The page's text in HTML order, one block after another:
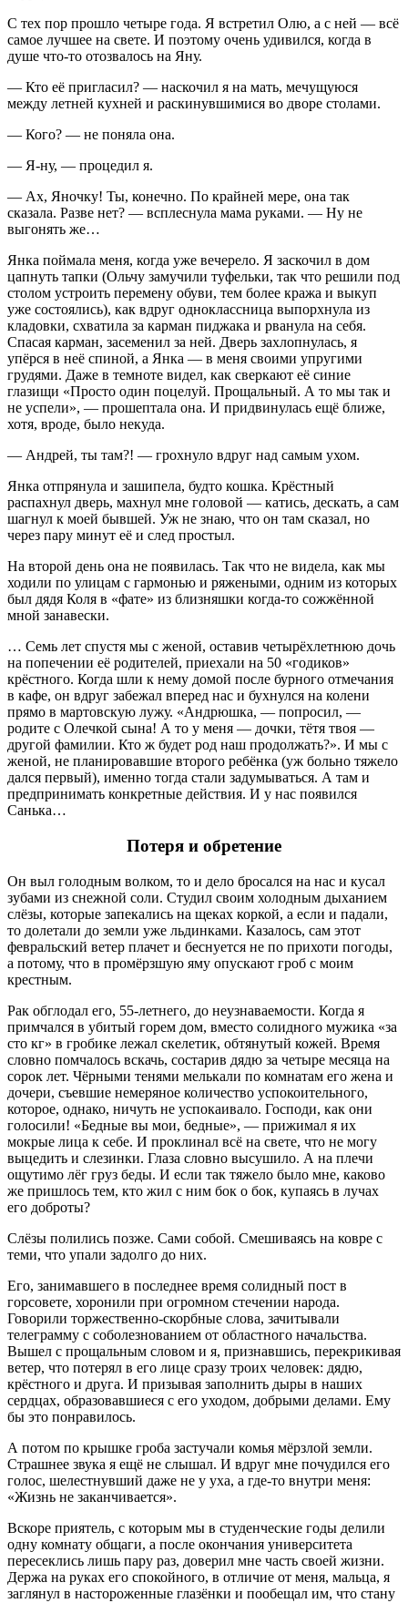
С тех пор прошло четыре года. Я встретил Олю, а с ней — всё
самое лучшее на свете. И поэтому очень удивился, когда в
душе что-то отозвалось на Яну.
— Кто её пригласил? — наскочил я на мать, мечущуюся
между летней кухней и раскинувшимися во дворе столами.
— Кого? — не поняла она.
— Я-ну, — процедил я.
— Ах, Яночку! Ты, конечно. По крайней мере, она так
сказала. Разве нет? — всплеснула мама руками. — Ну не
выгонять же…
Янка поймала меня, когда уже вечерело. Я заскочил в дом
цапнуть тапки (Ольчу замучили туфельки, так что решили под
столом устроить перемену обуви, тем более кража и выкуп
уже состоялись), как вдруг одноклассница выпорхнула из
кладовки, схватила за карман пиджака и рванула на себя.
Спасая карман, засеменил за ней. Дверь захлопнулась, я
упёрся в неё спиной, а Янка — в меня своими упругими
грудями. Даже в темноте видел, как сверкают её синие
глазищи «Просто один поцелуй. Прощальный. А то мы так и
не успели», — прошептала она. И придвинулась ещё ближе,
хотя, вроде, было некуда.
— Андрей, ты там?! — грохнуло вдруг над самым ухом.
Янка отпрянула и зашипела, будто кошка. Крёстный
распахнул дверь, махнул мне головой — катись, дескать, а сам
шагнул к моей бывшей. Уж не знаю, что он там сказал, но
через пару минут её и след простыл.
На второй день она не появилась. Так что не видела, как мы
ходили по улицам с гармонью и ряжеными, одним из которых
был дядя Коля в «фате» из близняшки когда-то сожжённой
мной занавески.
… Семь лет спустя мы с женой, оставив четырёхлетнюю дочь
на попечении её родителей, приехали на 50 «годиков»
крёстного. Когда шли к нему домой после бурного отмечания
в кафе, он вдруг забежал вперед нас и бухнулся на колени
прямо в мартовскую лужу. «Андрюшка, — попросил, —
родите с Олечкой сына! А то у меня — дочки, тётя твоя —
другой фамилии. Кто ж будет род наш продолжать?». И мы с
женой, не планировавшие второго ребёнка (уж больно тяжело
дался первый), именно тогда стали задумываться. А там и
предпринимать конкретные действия. И у нас появился
Санька…
Потеря и обретение
Он выл голодным волком, то и дело бросался на нас и кусал
зубами из снежной соли. Студил своим холодным дыханием
слёзы, которые запекались на щеках коркой, а если и падали,
то долетали до земли уже льдинками. Казалось, сам этот
февральский ветер плачет и беснуется не по прихоти погоды,
а потому, что в промёрзшую яму опускают гроб с моим
крестным.
Рак обглодал его, 55-летнего, до неузнаваемости. Когда я
примчался в убитый горем дом, вместо солидного мужика «за
сто кг» в гробике лежал скелетик, обтянутый кожей. Время
словно помчалось вскачь, состарив дядю за четыре месяца на
сорок лет. Чёрными тенями мелькали по комнатам его жена и
дочери, съевшие немеряное количество успокоительного,
которое, однако, ничуть не успокаивало. Господи, как они
голосили! «Бедные вы мои, бедные», — прижимал я их
мокрые лица к себе. И проклинал всё на свете, что не могу
выцедить и слезинки. Глаза словно высушило. А на плечи
ощутимо лёг груз беды. И если так тяжело было мне, каково
же пришлось тем, кто жил с ним бок о бок, купаясь в лучах
его доброты?
Слёзы полились позже. Сами собой. Смешиваясь на ковре с
теми, что упали задолго до них.
Его, занимавшего в последнее время солидный пост в
горсовете, хоронили при огромном стечении народа.
Говорили торжественно-скорбные слова, зачитывали
телеграмму с соболезнованием от областного начальства.
Вышел с прощальным словом и я, признавшись, перекрикивая
ветер, что потерял в его лице сразу троих человек: дядю,
крёстного и друга. И призывая заполнить дыры в наших
сердцах, образовавшиеся с его уходом, добрыми делами. Ему
бы это понравилось.
А потом по крышке гроба застучали комья мёрзлой земли.
Страшнее звука я ещё не слышал. И вдруг мне почудился его
голос, шелестнувший даже не у уха, а где-то внутри меня:
«Жизнь не заканчивается».
Вскоре приятель, с которым мы в студенческие годы делили
одну комнату общаги, а после окончания университета
пересеклись лишь пару раз, доверил мне часть своей жизни.
Держа на руках его спокойного, в отличие от меня, мальца, я
заглянул в настороженные глазёнки и пообещал им, что стану